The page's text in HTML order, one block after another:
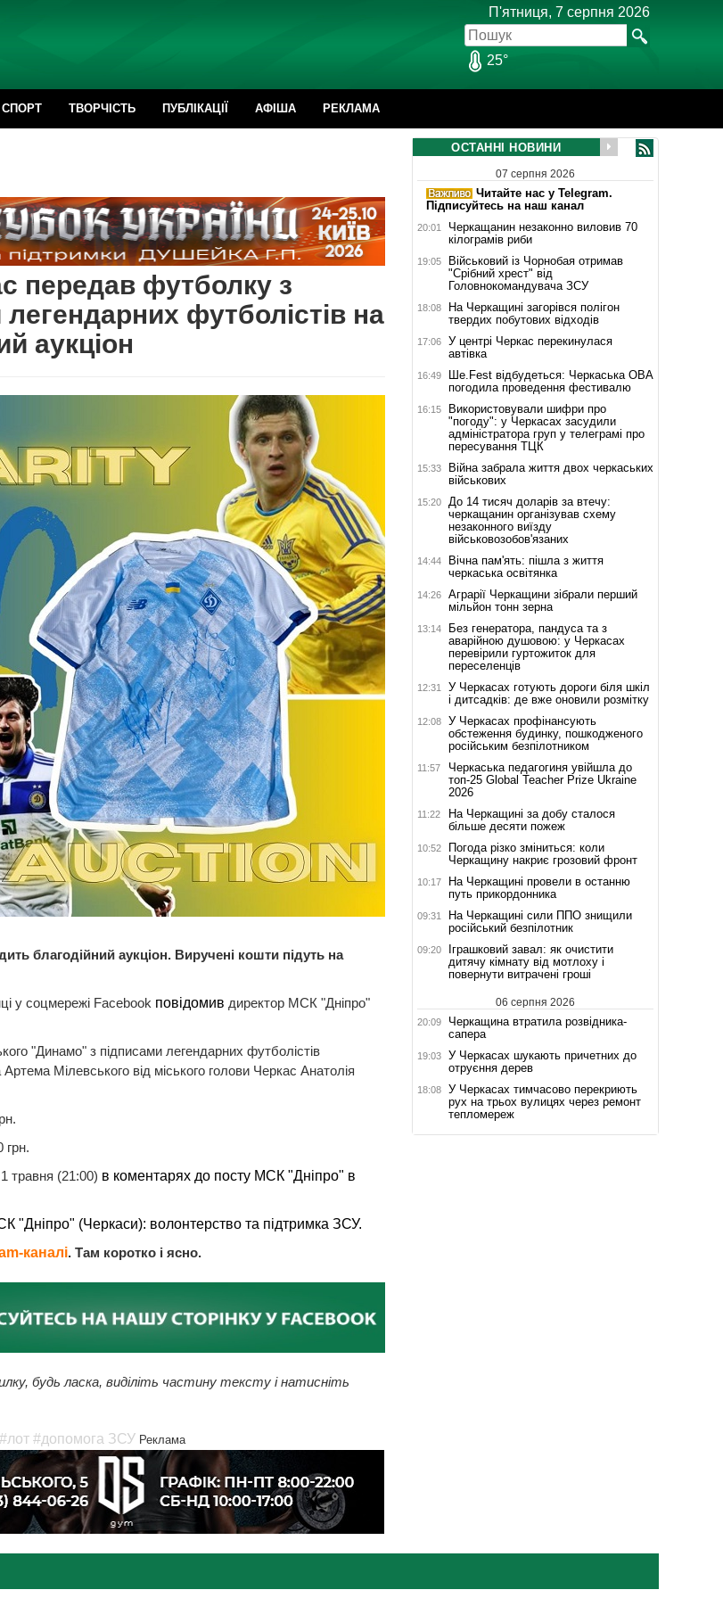
П'ятниця, 7 серпня 2026
25°
СПОРТ ТВОРЧІСТЬ ПУБЛІКАЦІЇ АФІША РЕКЛАМА
передав футболку з
футболістів на
аукціон
благодійний аукціон. Виручені кошти підуть на
у соцмережі Facebook повідомив директор МСК "Дніпро"
"Динамо" з підписами легендарних футболістів
Мілевського від міського голови Черкас Анатолія
грн.
травня (21:00) в коментарях до посту МСК "Дніпро" в
"Дніпро" (Черкаси): волонтерство та підтримка ЗСУ.
каналі. Там коротко і ясно.
будь ласка, виділіть частину тексту і натисніть
#лот #допомога ЗСУ Реклама
ОСТАННІ НОВИНИ
07 серпня 2026
Читайте нас у Telegram.
Підписуйтесь на наш канал
20:01
Черкащанин незаконно виловив 70
кілограмів риби
19:05
Військовий із Чорнобая отримав
"Срібний хрест" від
Головнокомандувача ЗСУ
18:08
На Черкащині загорівся полігон
твердих побутових відходів
17:06
У центрі Черкас перекинулася
автівка
16:49
Ше.Fest відбудеться: Черкаська ОВА
погодила проведення фестивалю
16:15
Використовували шифри про
"погоду": у Черкасах засудили
адміністратора груп у телеграмі про
пересування ТЦК
15:33
Війна забрала життя двох черкаських
військових
15:20
До 14 тисяч доларів за втечу:
черкащанин організував схему
незаконного виїзду
військовозобов'язаних
14:44
Вічна пам'ять: пішла з життя
черкаська освітянка
14:26
Аграрії Черкащини зібрали перший
мільйон тонн зерна
13:14
Без генератора, пандуса та з
аварійною душовою: у Черкасах
перевірили гуртожиток для
переселенців
12:31
У Черкасах готують дороги біля шкіл
і дитсадків: де вже оновили розмітку
12:08
У Черкасах профінансують
обстеження будинку, пошкодженого
російським безпілотником
11:57
Черкаська педагогиня увійшла до
топ-25 Global Teacher Prize Ukraine
2026
11:22
На Черкащині за добу сталося
більше десяти пожеж
10:52
Погода різко зміниться: коли
Черкащину накриє грозовий фронт
10:17
На Черкащині провели в останню
путь прикордонника
09:31
На Черкащині сили ППО знищили
російський безпілотник
09:20
Іграшковий завал: як очистити
дитячу кімнату від мотлоху і
повернути витрачені гроші
06 серпня 2026
20:09
Черкащина втратила розвідника-
сапера
19:03
У Черкасах шукають причетних до
отруєння дерев
18:08
У Черкасах тимчасово перекриють
рух на трьох вулицях через ремонт
тепломереж